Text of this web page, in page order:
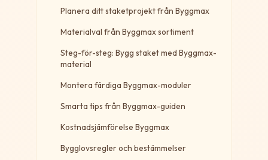
Planera ditt staketprojekt från Byggmax
Materialval från Byggmax sortiment
Steg-för-steg: Bygg staket med Byggmax-
material
Montera färdiga Byggmax-moduler
Smarta tips från Byggmax-guiden
Kostnadsjämförelse Byggmax
Bygglovsregler och bestämmelser